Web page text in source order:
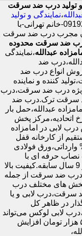
و تولید درب ضد سرقت
،نمایندگی و تولید
،09192211934-خانم تهرانی-با
مجرب درب ضد سرقت
درب ضد سرقت محدوده
عبدالله،نمایندگی
ضد
انواع درب ضد
کننده و نماینده
درب ضد سرقت،درب
سرقت ترک.درب ضد
عبدالله،حمل بار
اتحادیه،مرکز پخش
لابی در امامزاده
از کارخانه قفل
کاله،ضد برش و ضد دیلم 100% وارداتی،ورق فولادی
حرفه ای با
گارانتی نصب 2 ساله،نصب 2 ساعته.بیش از 9 سال سابقه.کیفیت بالا
درب ضد سرقت از جمله
بخش های مختلف درب
سرقت،درب لابی و یا
در ظاهر کل
لابی لوکس می‌تواند
ارزش هر متر مربع از آپارتمان را ۱۰۰ تا ۵۰۰ هزار تومان افزایش